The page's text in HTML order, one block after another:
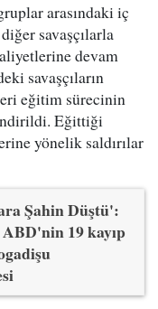
arasındaki iç
savaşçılarla
devam
savaşçıların
eğitim sürecinin
Eğittiği
yönelik saldırılar
Şahin Düştü':
19 kayıp